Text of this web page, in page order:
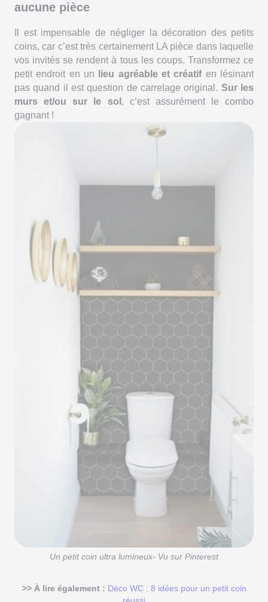
aucune pièce
Il est impensable de négliger la décoration des petits
coins, car c’est très certainement LA pièce dans laquelle
vos invités se rendent à tous les coups. Transformez ce
petit endroit en un lieu agréable et créatifen lésinant
pas quand il est question de carrelage original. Sur les
murs et/ou sur le sol , c’est assurément le combo
gagnant !
Un petit coin ultra lumineux- Vu sur Pinterest
>> À lire également : Déco WC : 8 idées pour un petit coin